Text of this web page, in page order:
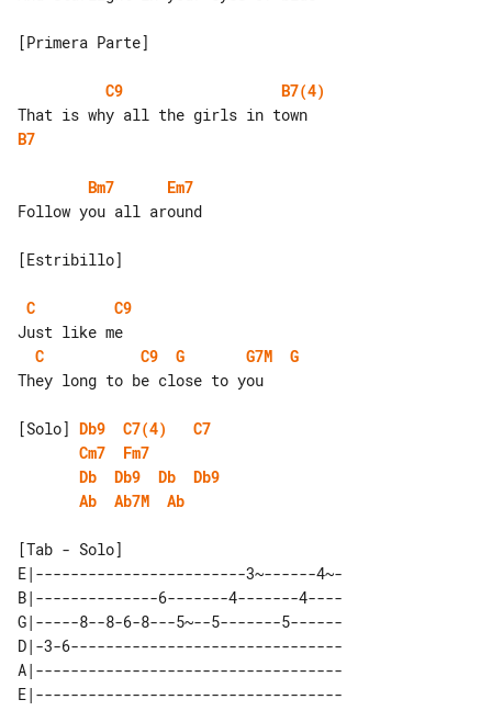
[Primera Parte]
C9
B7(4)
B7
Bm7
Em7
Follow you all around
[Estribillo]
C
C9
C
C9 G G7M
G
They long to be close to you
[Solo] Db9 C7(4)
C7
Cm7
Fm7
Db
Db9 Db
Db9
Ab
Ab7M Ab
[Tab - Solo]
E|------------------------3~------4~-
B|--------------6-------4-------4----
G|-----8--8-6-8---5~--5-------5------
D|-3-6-------------------------------
A|-----------------------------------